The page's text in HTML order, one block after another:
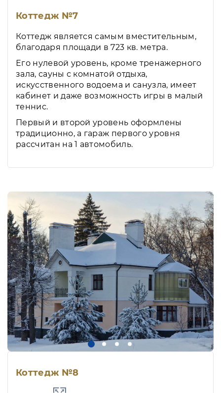
Коттедж №7
Коттедж является самым вместительным,
благодаря площади в 723 кв. метра.
Его нулевой уровень, кроме тренажерного
зала, сауны с комнатой отдыха,
искусственного водоема и санузла, имеет
кабинет и даже возможность игры в малый
теннис.
Первый и второй уровень оформлены
традиционно, а гараж первого уровня
рассчитан на 1 автомобиль.
Коттедж №8